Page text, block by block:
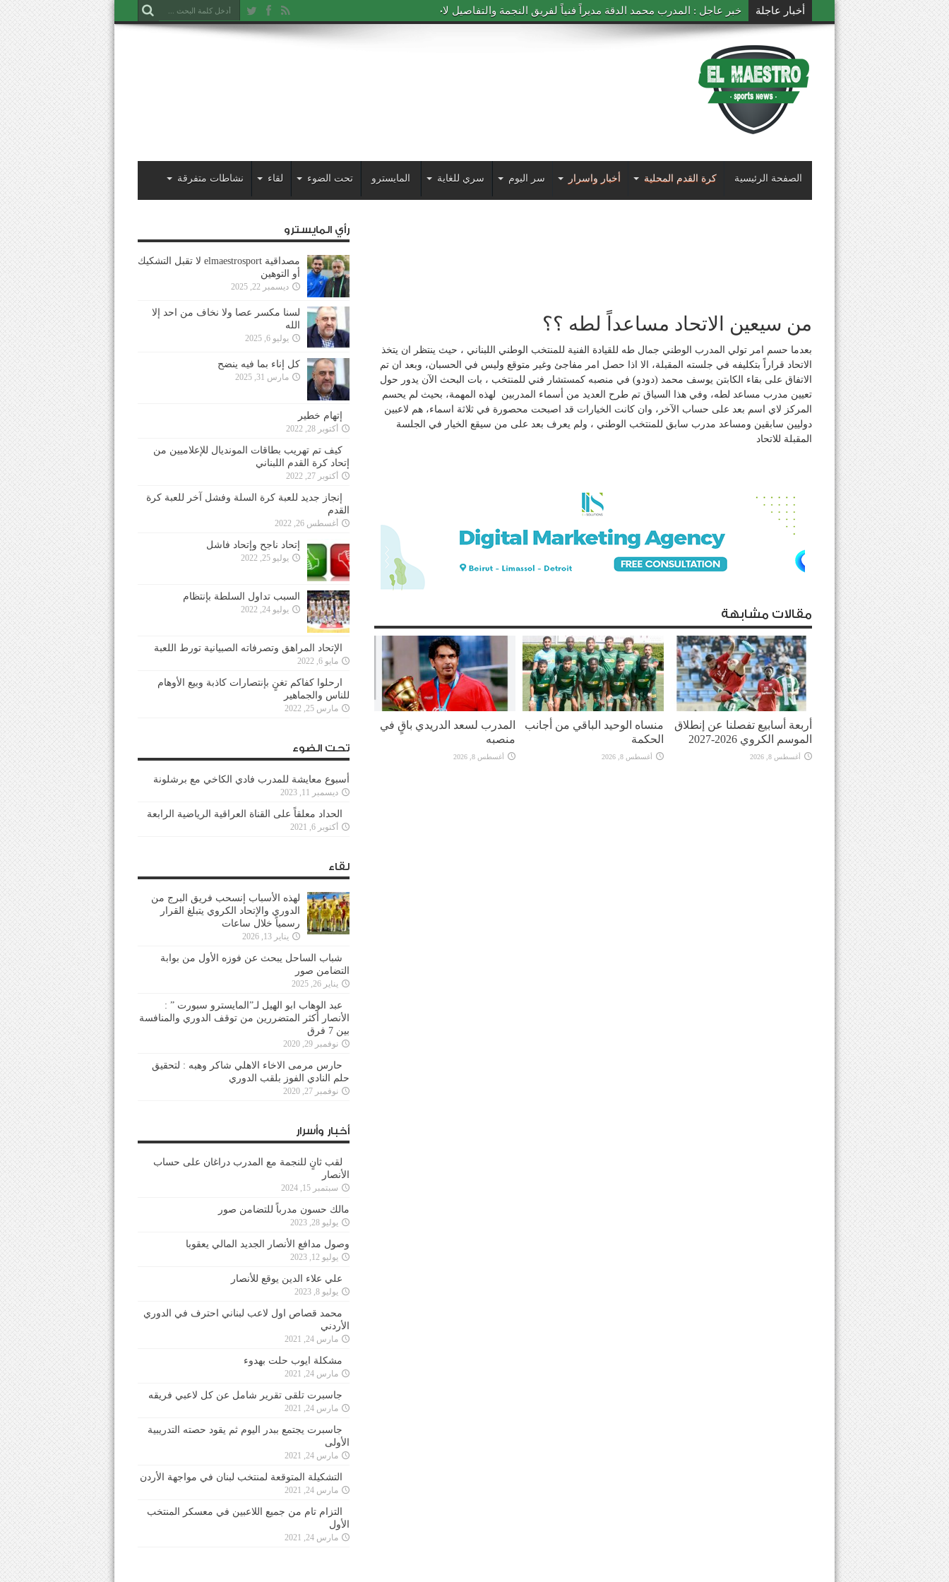
أخبار عاجلة خبر عاجل : المدرب محمد الدقة مديراً فنياً لفريق النجمة والتفاصيل لاحقاً
الصفحة الرئيسية كرة القدم المحلية أخبار واسرار سر اليوم سري للغاية المايسترو تحت الضوء لقاء نشاطات متفرقة
من سيعين الاتحاد مساعداً لطه ؟؟
بعدما حسم امر تولي المدرب الوطني جمال طه للقيادة الفنية للمنتخب الوطني اللبناني ، حيث ينتظر ان يتخذ
الاتحاد قراراً بتكليفه في جلسته المقبلة، الا اذا حصل امر مفاجئ وغير متوقع وليس في الحسبان، وبعد ان تم
الاتفاق على بقاء الكابتن يوسف محمد (دودو) في منصبه كمستشار فني للمنتخب ، بات البحث الآن يدور حول
تعيين مدرب مساعد لطه، وفي هذا السياق تم طرح العديد من أسماء المدربين لهذه المهمة، بحيث لم يحسم
المركز لاي اسم بعد على حساب الآخر، وان كانت الخيارات قد اصبحت محصورة في ثلاثة اسماء، هم لاعبين
دوليين سابقين ومساعد مدرب سابق للمنتخب الوطني ، ولم يعرف بعد على من سيقع الخيار في الجلسة
المقبلة للاتحاد
مقالات مشابهة
أربعة أسابيع تفصلنا عن إنطلاق
الموسم الكروي 2026-2027
أغسطس 8, 2026
منساه الوحيد الباقي من أجانب
الحكمة
أغسطس 8, 2026
المدرب لسعد الدريدي باقٍ في
منصبه
أغسطس 8, 2026
رأي المايسترو
مصداقية elmaestrosport لا تقبل التشكيك
أو التوهين
ديسمبر 22, 2025
لسنا مكسر عصا ولا نخاف من احد إلا
الله
يوليو 6, 2025
كل إناء بما فيه ينضح
مارس 31, 2025
إتهام خطير
أكتوبر 28, 2022
كيف تم تهريب بطاقات المونديال للإعلاميين من
إتحاد كرة القدم اللبناني
أكتوبر 27, 2022
إنجاز جديد للعبة كرة السلة وفشل آخر للعبة كرة
القدم
أغسطس 26, 2022
إتحاد ناجح وإتحاد فاشل
يوليو 25, 2022
السبب تداول السلطة بإنتظام
يوليو 24, 2022
الإتحاد المراهق وتصرفاته الصبيانية تورط اللعبة
مايو 6, 2022
ارحلوا كفاكم تغنٍ بإنتصارات كاذبة وبيع الأوهام
للناس والجماهير
مارس 25, 2022
تحت الضوء
أسبوع معايشة للمدرب فادي الكاخي مع برشلونة
ديسمبر 11, 2023
الحداد معلقاً على القناة العراقية الرياضية الرابعة
أكتوبر 6, 2021
لقاء
لهذه الأسباب إنسحب فريق البرج من
الدوري والإتحاد الكروي يتبلغ القرار
رسمياً خلال ساعات
يناير 13, 2026
شباب الساحل يبحث عن فوزه الأول من بوابة
التضامن صور
يناير 26, 2025
عبد الوهاب ابو الهيل لـ”المايسترو سبورت ” :
الأنصار أكثر المتضررين من توقف الدوري والمنافسة
بين 7 فرق
نوفمبر 29, 2020
حارس مرمى الاخاء الاهلي شاكر وهبه : لتحقيق
حلم النادي الفوز بلقب الدوري
نوفمبر 27, 2020
أخبار وأسرار
لقب ثانٍ للنجمة مع المدرب دراغان على حساب
الأنصار
سبتمبر 15, 2024
مالك حسون مدرباً للتضامن صور
يوليو 28, 2023
وصول مدافع الأنصار الجديد المالي يعقوبا
يوليو 12, 2023
علي علاء الدين يوقع للأنصار
يوليو 8, 2023
محمد قصاص اول لاعب لبناني احترف في الدوري
الأردني
مارس 24, 2021
مشكلة ايوب حلت بهدوء
مارس 24, 2021
جاسبرت تلقى تقرير شامل عن كل لاعبي فريقه
مارس 24, 2021
جاسبرت يجتمع ببدر اليوم ثم يقود حصته التدريبية
الأولى
مارس 24, 2021
التشكيلة المتوقعة لمنتخب لبنان في مواجهة الأردن
مارس 24, 2021
التزام تام من جميع اللاعبين في معسكر المنتخب
الأول
مارس 24, 2021